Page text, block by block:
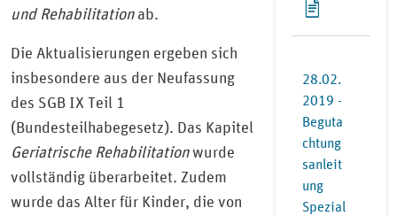
und Rehabilitationab.
Die Aktualisierungen ergeben sich
insbesondere aus der Neufassung
des SGB IX Teil 1
(Bundesteilhabegesetz). Das Kapitel
Geriatrische Rehabilitationwurde
vollständig überarbeitet. Zudem
wurde das Alter für Kinder, die von
28.02.
2019 -
Beguta
chtung
sanleit
ung
Spezial